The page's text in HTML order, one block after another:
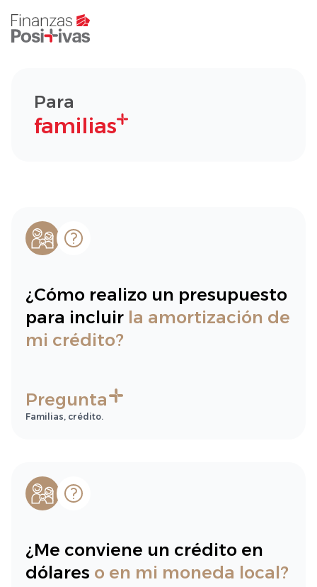
Para
familias
¿Cómo realizo un presupuesto
para incluir la amortización de
mi crédito?
Pregunta
Familias, crédito.
¿Me conviene un crédito en
dólares o en mi moneda local?